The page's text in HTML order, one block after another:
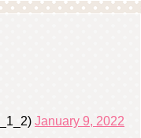
January 9, 2022